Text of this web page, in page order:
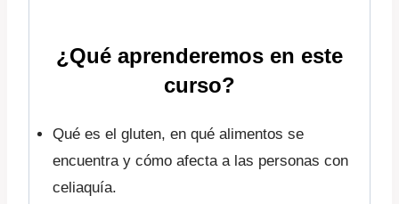
¿Qué aprenderemos en este
curso?
Qué es el gluten, en qué alimentos se
encuentra y cómo afecta a las personas con
celiaquía.